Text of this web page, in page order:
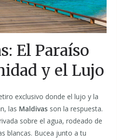
El Paraíso
y el Lujo
exclusivo donde el lujo y la
las Maldivas son la respuesta.
sobre el agua, rodeado de
blancas. Bucea junto a tu